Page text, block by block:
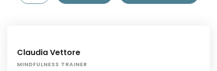
Claudia Vettore
MINDFULNESS TRAINER